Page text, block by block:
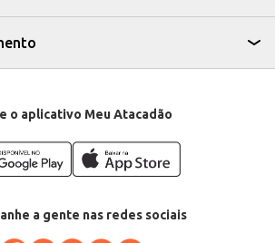
o aplicativo Meu Atacadão
a gente nas redes sociais